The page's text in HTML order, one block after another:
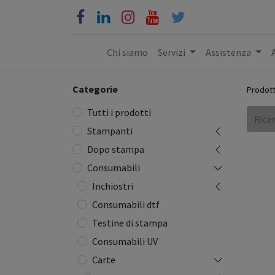
Chi siamo Servizi Assistenza
Categorie
Tutti i prodotti
Stampanti
Dopo stampa
Consumabili
Inchiostri
Consumabili dtf
Testine di stampa
Consumabili UV
Carte